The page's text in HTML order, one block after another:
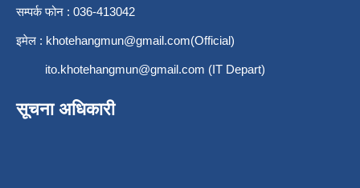
सम्पर्क फोन : 036-413042
इमेल : khotehangmun@gmail.com(Official)
ito.khotehangmun@gmail.com (IT Depart)
सूचना अधिकारी